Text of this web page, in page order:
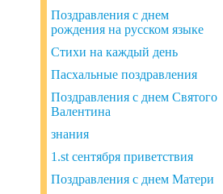
Поздравления с днем ​​
рождения на русском языке
Стихи на каждый день
Пасхальные поздравления
Поздравления с днем Святого
Валентина
знания
1.st сентября приветствия
Поздравления с днем Матери